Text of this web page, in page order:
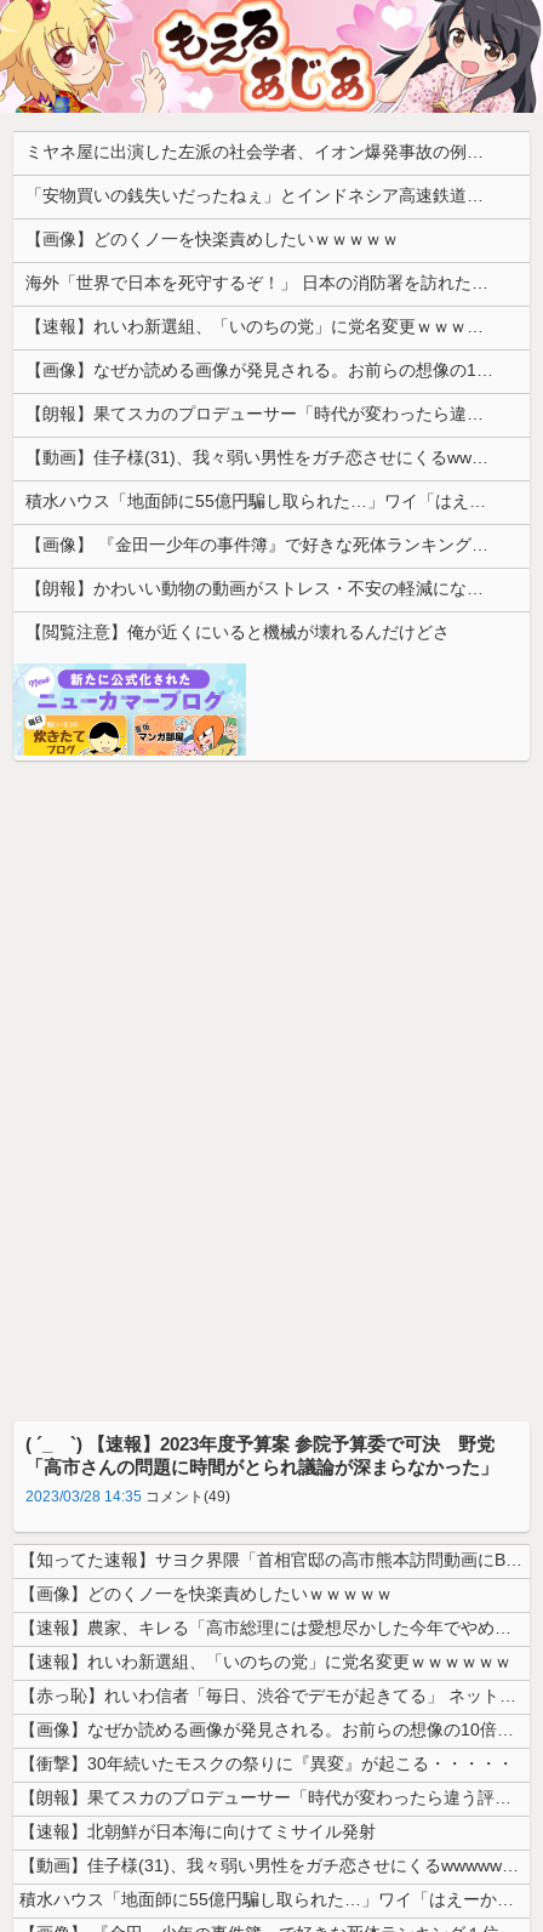
ミヤネ屋に出演した左派の社会学者、イオン爆発事故の例のテナントに理解を示して……
「安物買いの銭失いだったねぇ」とインドネシア高速鉄道の最終処分に日本側騒然、国家予算は使わないというと何が財源なんだ？
【画像】どのくノ一を快楽責めしたいｗｗｗｗｗ
海外「世界で日本を死守するぞ！」 日本の消防署を訪れたちびっ子集団が世界をメロメロに
【速報】れいわ新選組、「いのちの党」に党名変更ｗｗｗｗｗｗ
【画像】なぜか読める画像が発見される。お前らの想像の10倍読めるｗｗｗｗ
【朗報】果てスカのプロデューサー「時代が変わったら違う評価もされるんじゃないか」
【動画】佳子様(31)、我々弱い男性をガチ恋させにくるwwwwwww 【Pickup05164714】
積水ハウス「地面師に55億円騙し取られた…」ワイ「はえーかわいそう…会社滅茶苦茶やろなぁ」→
【画像】 『金田一少年の事件簿』で好きな死体ランキング１位がこちら！
【朗報】かわいい動物の動画がストレス・不安の軽減になる可能性。英大学の研究で実証
【閲覧注意】俺が近くにいると機械が壊れるんだけどさ
( ´_ゝ`) 【速報】2023年度予算案 参院予算委で可決 野党
「高市さんの問題に時間がとられ議論が深まらなかった」
2023/03/28 14:35 コメント(49)
【知ってた速報】サヨク界隈「首相官邸の高市熊本訪問動画にBGMが付いて...
【画像】どのくノ一を快楽責めしたいｗｗｗｗｗ
【速報】農家、キレる「高市総理には愛想尽かした今年でやめるぞ」コメ売値...
【速報】れいわ新選組、「いのちの党」に党名変更ｗｗｗｗｗｗ
【赤っ恥】れいわ信者「毎日、渋谷でデモが起きてる」 ネット「参加者の少...
【画像】なぜか読める画像が発見される。お前らの想像の10倍読めるｗｗｗ...
【衝撃】30年続いたモスクの祭りに『異変』が起こる・・・・・
【朗報】果てスカのプロデューサー「時代が変わったら違う評価もされるんじ...
【速報】北朝鮮が日本海に向けてミサイル発射
【動画】佳子様(31)、我々弱い男性をガチ恋させにくるwwwwwww ...
積水ハウス「地面師に55億円騙し取られた…」ワイ「はえーかわいそう…会...